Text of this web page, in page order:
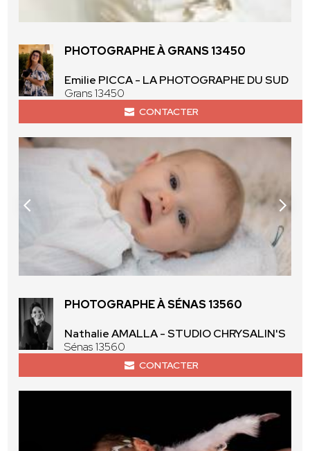
PHOTOGRAPHE À GRANS 13450
Emilie PICCA - LA PHOTOGRAPHE DU SUD
Grans 13450
CONTACTER
PHOTOGRAPHE À SÉNAS 13560
Nathalie AMALLA - STUDIO CHRYSALIN'S
Sénas 13560
CONTACTER